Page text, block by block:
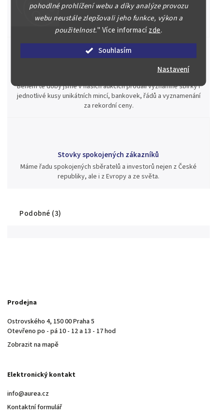
pohodlné prohlížení webu a díky analýze provozu
webu neustále zlepšovali jeho funkce, výkon a
použitelnost." Více informacízde.
Souhlasím
Nastavení
Náš kolektiv specialistů a znalců se Vám bude plně věnovat.
Posoudíme kvalitu a pravost Vašeho materiálu, prodáme v naší
aukci nebo Vám poradíme kam investovat.
Jsme zde pro Vás nepřetržitě již od roku 2000
Během té doby jsme v našich aukcích prodali významné sbírky i
jednotlivé kusy unikátních mincí, bankovek, řádů a vyznamenání
za rekordní ceny.
Stovky spokojených zákazníků
Máme řadu spokojených sběratelů a investorů nejen z České
republiky, ale i z Evropy a ze světa.
Podobné (3)
Prodejna
Ostrovského 4, 150 00 Praha 5
Otevřeno po - pá 10 - 12 a 13 - 17 hod
Zobrazit na mapě
Elektronický kontakt
info@aurea.cz
Kontaktní formulář